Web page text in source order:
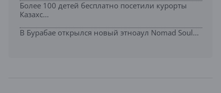
Более 100 детей бесплатно посетили курорты
Казахс...
В Бурабае открылся новый этноаул Nomad Soul...